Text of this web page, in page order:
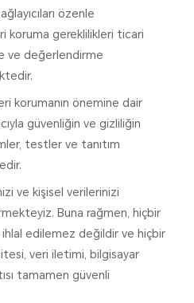
özenle
koruma gereklilikleri ticari
ve değerlendirme
korumanın önemine dair
güvenliğin ve gizliliğin
testler ve tanıtım
ve kişisel verilerinizi
Buna rağmen, hiçbir
edilemez değildir ve hiçbir
veri iletimi, bilgisayar
tamamen güvenli